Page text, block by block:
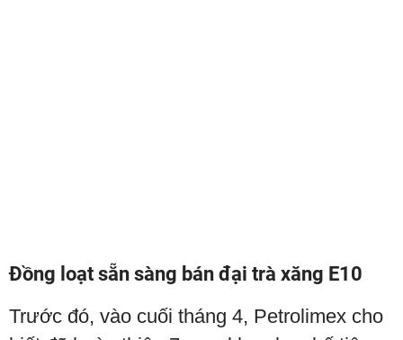
Đồng loạt sẵn sàng bán đại trà xăng E10
Trước đó, vào cuối tháng 4, Petrolimex cho